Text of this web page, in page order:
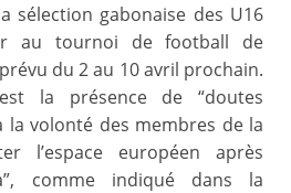
sélection gabonaise des U16
au tournoi de football de
du 2 au 10 avril prochain.
la présence de “doutes
la volonté des membres de la
l’espace européen après
comme indiqué dans la